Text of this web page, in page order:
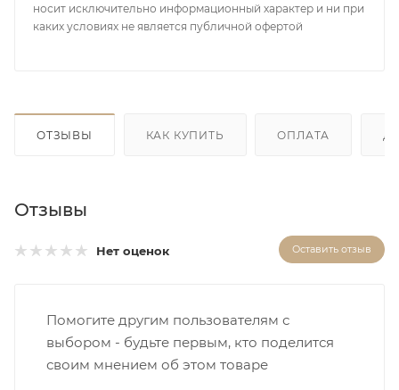
носит исключительно информационный характер и ни при
каких условиях не является публичной офертой
ОТЗЫВЫ КАК КУПИТЬ ОПЛАТА
Отзывы
Нет оценок Оставить отзыв
Помогите другим пользователям с
выбором - будьте первым, кто поделится
своим мнением об этом товаре